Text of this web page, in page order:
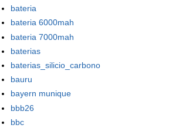
bateria
bateria 6000mah
bateria 7000mah
baterias
baterias_silicio_carbono
bauru
bayern munique
bbb26
bbc